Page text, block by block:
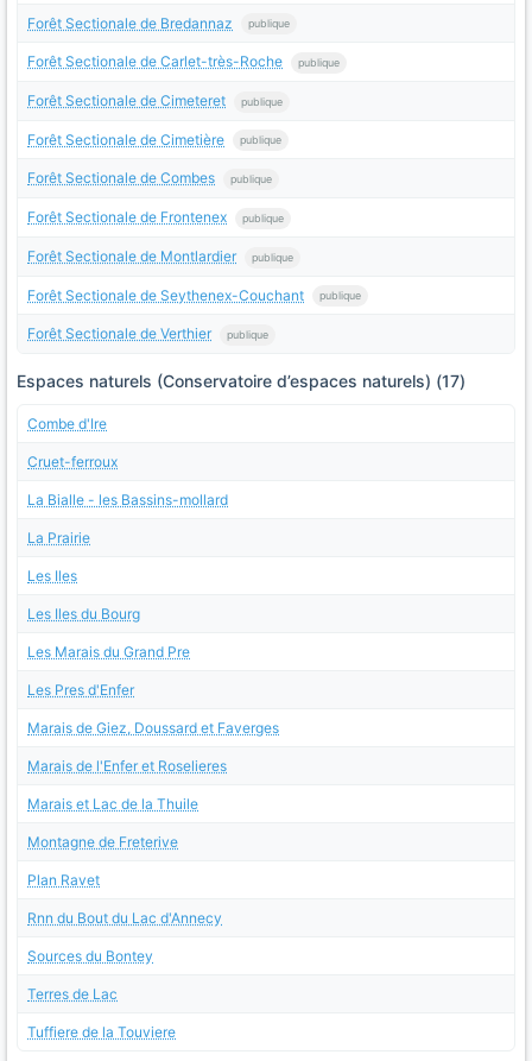
Forêt Sectionale de Bredannaz publique
Forêt Sectionale de Carlet-très-Roche publique
Forêt Sectionale de Cimeteret publique
Forêt Sectionale de Cimetière publique
Forêt Sectionale de Combes publique
Forêt Sectionale de Frontenex publique
Forêt Sectionale de Montlardier publique
Forêt Sectionale de Seythenex-Couchant publique
Forêt Sectionale de Verthier publique
Espaces naturels (Conservatoire d’espaces naturels) (17)
Combe d'Ire
Cruet-ferroux
La Bialle - les Bassins-mollard
La Prairie
Les Iles
Les Iles du Bourg
Les Marais du Grand Pre
Les Pres d'Enfer
Marais de Giez, Doussard et Faverges
Marais de l'Enfer et Roselieres
Marais et Lac de la Thuile
Montagne de Freterive
Plan Ravet
Rnn du Bout du Lac d'Annecy
Sources du Bontey
Terres de Lac
Tuffiere de la Touviere